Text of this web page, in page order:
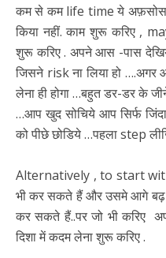
कम से कम life time ये अफ़सोस
किया नहीं. काम शुरू करिए ,
शुरू करिए . अपने आस -पास
जिसने risk ना लिया हो ….अगर
लेना ही होगा …बहुत डर-डर के
…आप खुद सोचिये आप सिर्फ
को पीछे छोडिये …पहला step
Alternatively , to start with
भी कर सकते हैं और उसमे आगे बढ़
कर सकते हैं..पर जो भी करिए
दिशा में कदम लेना शुरू करिए .